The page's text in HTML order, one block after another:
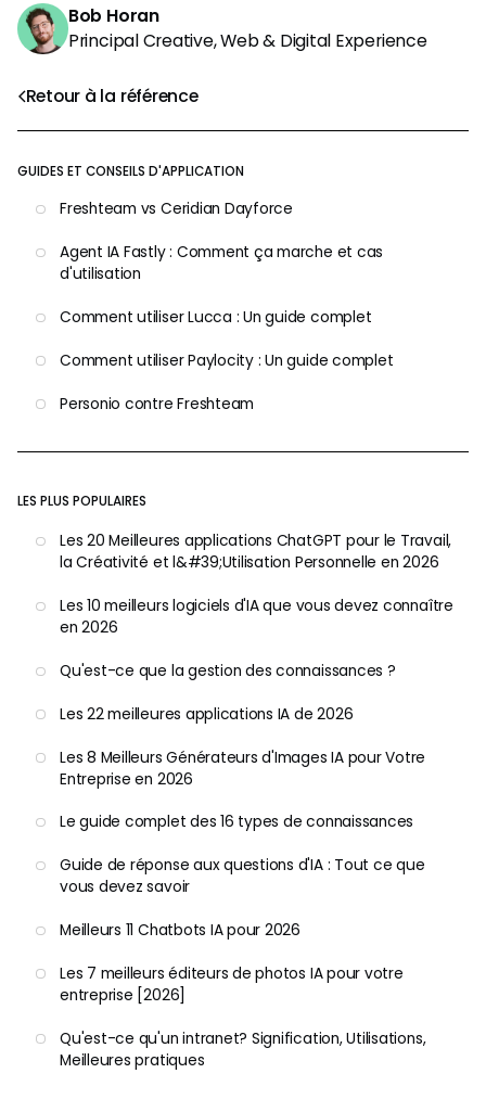
Retour à la référence
GUIDES ET CONSEILS D'APPLICATION
Freshteam vs Ceridian Dayforce
Agent IA Fastly : Comment ça marche et cas
d'utilisation
Comment utiliser Lucca : Un guide complet
Comment utiliser Paylocity : Un guide complet
Personio contre Freshteam
LES PLUS POPULAIRES
Les 20 Meilleures applications ChatGPT pour le Travail,
la Créativité et l&#39;Utilisation Personnelle en 2026
Les 10 meilleurs logiciels d'IA que vous devez connaître
en 2026
Qu'est-ce que la gestion des connaissances ?
Les 22 meilleures applications IA de 2026
Les 8 Meilleurs Générateurs d'Images IA pour Votre
Entreprise en 2026
Le guide complet des 16 types de connaissances
Guide de réponse aux questions d'IA : Tout ce que
vous devez savoir
Meilleurs 11 Chatbots IA pour 2026
Les 7 meilleurs éditeurs de photos IA pour votre
entreprise [2026]
Qu'est-ce qu'un intranet? Signification, Utilisations,
Meilleures pratiques
Bob Horan
Principal Creative, Web & Digital Experience